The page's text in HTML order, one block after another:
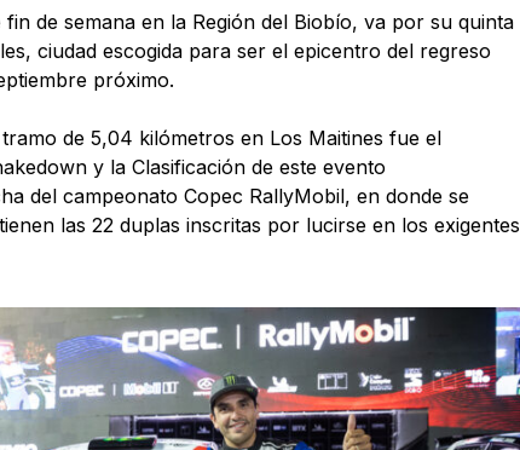
de semana en la Región del Biobío, va por su quinta
ciudad escogida para ser el epicentro del regreso
próximo.
de 5,04 kilómetros en Los Maitines fue el
y la Clasificación de este evento
del campeonato Copec RallyMobil, en donde se
las 22 duplas inscritas por lucirse en los exigentes